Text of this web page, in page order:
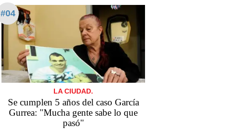
#04
LA CIUDAD.
Se cumplen 5 años del caso García
Gurrea: "Mucha gente sabe lo que
pasó"